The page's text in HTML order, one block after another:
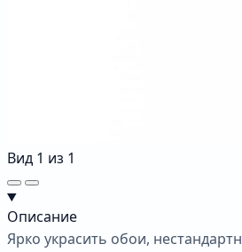
Вид 1 из 1
Описание
Ярко украсить обои,